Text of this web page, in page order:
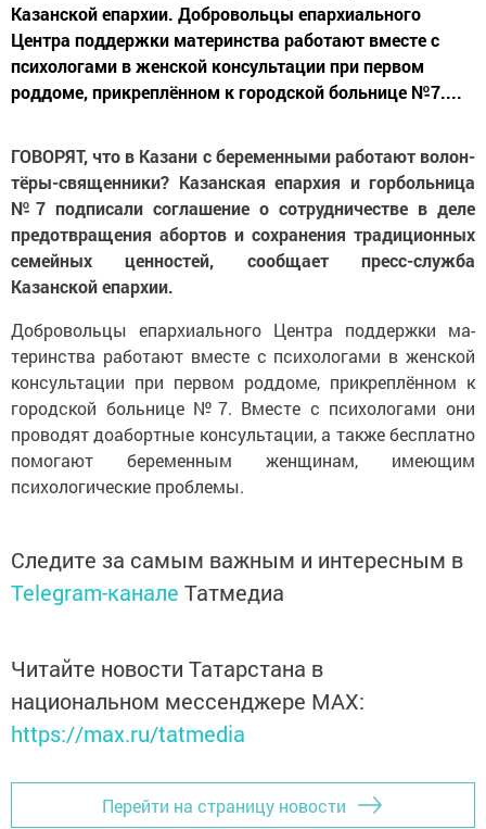
Казанской епархии. Добровольцы епархиаль­ного
Центра поддержки ма­теринства работают вместе с
психологами в женской кон­сультации при первом
роддо­ме, прикреплённом к город­ской больнице №7....
ГОВОРЯТ, что в Казани с беременными работают волон­
тёры-священники? Казанская епархия и горбольница
№7 подписали соглашение о со­трудничестве в деле
предотвращения абортов и сохране­ния традиционных
семейных ценностей, сообщает пресс-служба
Казанской епархии.
Добровольцы епархиаль­ного Центра поддержки ма­
теринства работают вместе с психологами в женской
кон­сультации при первом роддо­ме, прикреплённом к
город­ской больнице №7. Вместе с психологами они
проводят доабортные консультации, а также бесплатно
помога­ют беременным женщинам, имеющим
психологические проблемы.
Следите за самым важным и интересным в
Telegram-канале Татмедиа
Читайте новости Татарстана в
национальном мессенджере MАХ:
https://max.ru/tatmedia
Перейти на страницу новости